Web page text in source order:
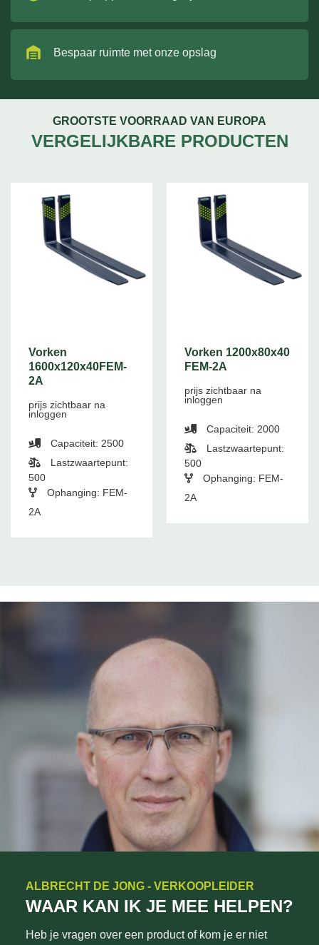
Bespaar ruimte met onze opslag
GROOTSTE VOORRAAD VAN EUROPA
VERGELIJKBARE PRODUCTEN
Vorken
1600x120x40FEM-
2A
prijs zichtbaar na
inloggen
Capaciteit: 2500
Lastzwaartepunt:
500
Ophanging: FEM-
2A
Vorken 1200x80x40
FEM-2A
prijs zichtbaar na
inloggen
Capaciteit: 2000
Lastzwaartepunt:
500
Ophanging: FEM-
2A
ALBRECHT DE JONG - VERKOOPLEIDER
WAAR KAN IK JE MEE HELPEN?
Heb je vragen over een product of kom je er niet